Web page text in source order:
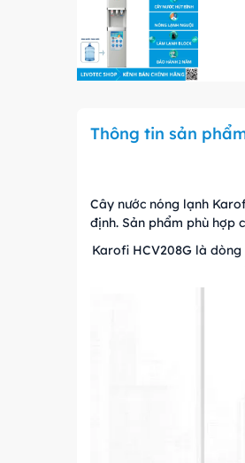
Thông tin sản
Cây nước nóng lạnh
định. Sản phẩm phù hợp
Karofi HCV208G là